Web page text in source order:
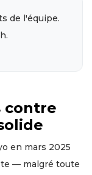
de l'équipe.
contre
en mars 2025
— malgré toute